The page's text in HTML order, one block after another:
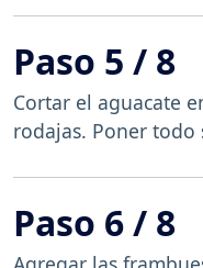
Paso 5 / 8
Cortar el aguacate
rodajas. Poner todo
Paso 6 / 8